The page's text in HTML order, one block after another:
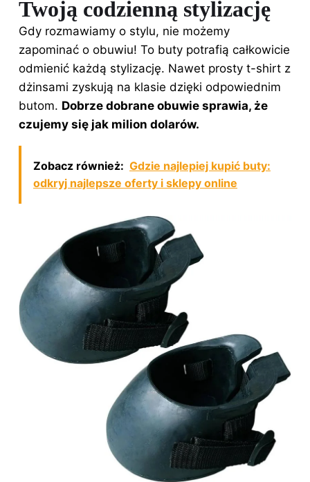
Twoją codzienną stylizację
Gdy rozmawiamy o stylu, nie możemy
zapominać o obuwiu! To buty potrafią całkowicie
odmienić każdą stylizację. Nawet prosty t-shirt z
dżinsami zyskują na klasie dzięki odpowiednim
butom. Dobrze dobrane obuwie sprawia, że
czujemy się jak milion dolarów.
Zobacz również: Gdzie najlepiej kupić buty:
odkryj najlepsze oferty i sklepy online